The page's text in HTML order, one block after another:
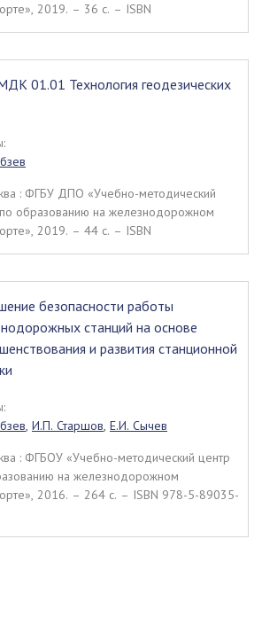
2019. – 36 c. – ISBN
01.01 Технология геодезических
: ФГБУ ДПО «Учебно-методический
образованию на железнодорожном
2019. – 44 c. – ISBN
безопасности работы
станций на основе
и развития станционной
, И.П. Старшов, Е.И. Сычев
: ФГБОУ «Учебно-методический центр
на железнодорожном
2016. – 264 c. – ISBN 978-5-89035-